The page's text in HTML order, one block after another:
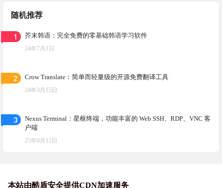
随机推荐
1 芥末韩语：完全免费的零基础韩语学习软件
24年7月1日
2 Crow Translate：简单而轻量级的开源免费翻译工具
24年3月15日
3
Nexus Terminal：星枢终端，功能丰富的 Web SSH、RDP、VNC 客
户端
25年6月11日
本站由酷盾安全提供CDN加速服务